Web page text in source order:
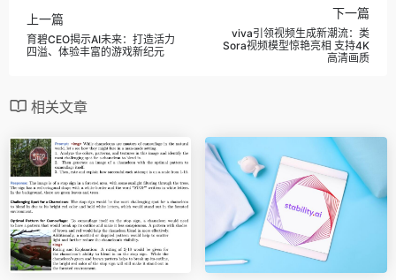
上一篇
育碧CEO揭示AI未来：打造活力
四溢、体验丰富的游戏新纪元
下一篇
viva引领视频生成新潮流：类
Sora视频模型惊艳亮相 支持4K
高清画质
相关文章